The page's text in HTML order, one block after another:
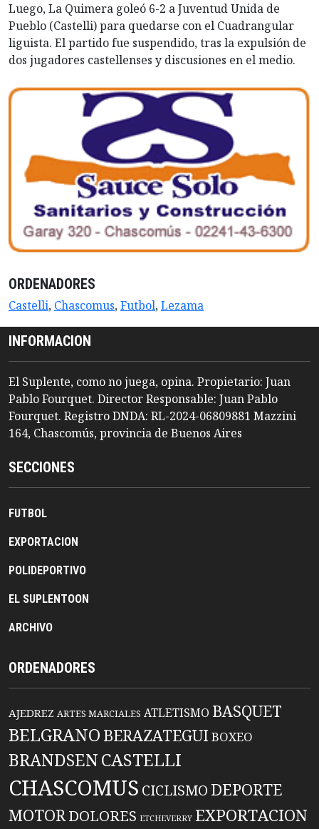
Luego, La Quimera goleó 6-2 a Juventud Unida de
Pueblo (Castelli) para quedarse con el Cuadrangular
liguista. El partido fue suspendido, tras la expulsión de
dos jugadores castellenses y discusiones en el medio.
ORDENADORES
Castelli, Chascomus,Futbol,Lezama
INFORMACION
El Suplente, como no juega, opina. Propietario: Juan
Pablo Fourquet. Director Responsable: Juan Pablo
Fourquet. Registro DNDA: RL-2024-06809881 Mazzini
164, Chascomús, provincia de Buenos Aires
SECCIONES
FUTBOL
EXPORTACION
POLIDEPORTIVO
EL SUPLENTOON
ARCHIVO
ORDENADORES
AJEDREZ ARTES MARCIALES ATLETISMO BASQUET
BELGRANO BERAZATEGUIBOXEO
BRANDSENCASTELLI
CHASCOMUS CICLISMO DEPORTE
MOTORDOLORES ETCHEVERRY EXPORTACION